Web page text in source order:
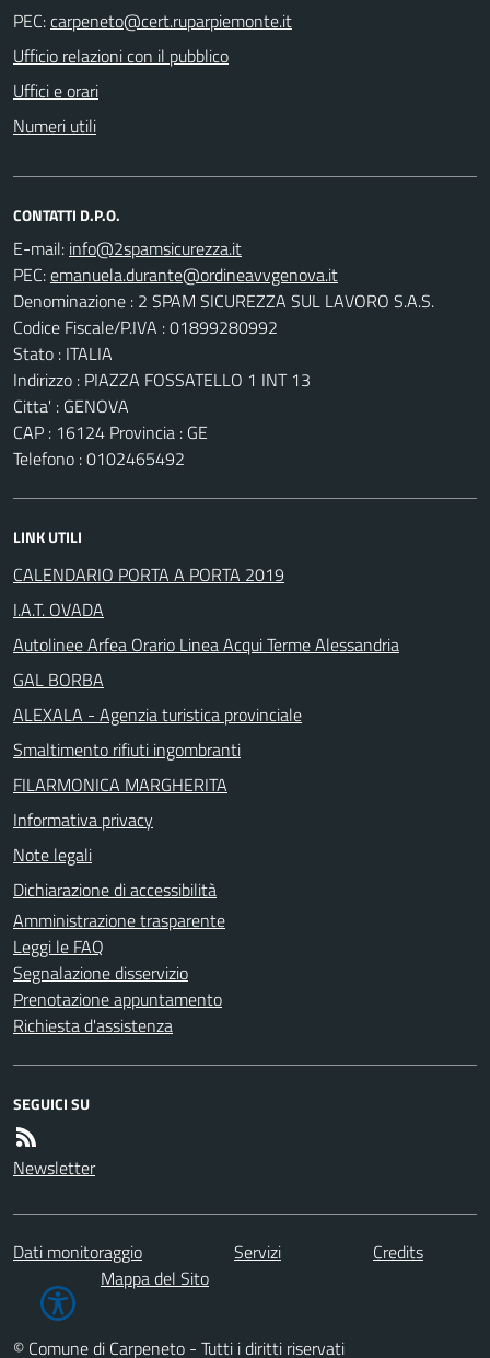
PEC:
Ufficio relazioni con il pubblico
Uffici e orari
Numeri utili
CONTATTI D.P.O.
E-mail:
PEC:
Denominazione : 2 SPAM SICUREZZA SUL LAVORO S.A.S.
Codice Fiscale/P.IVA : 01899280992
Stato : ITALIA
Indirizzo : PIAZZA FOSSATELLO 1 INT 13
Citta' : GENOVA
CAP : 16124 Provincia : GE
Telefono : 0102465492
LINK UTILI
CALENDARIO PORTA A PORTA 2019
I.A.T. OVADA
Autolinee Arfea Orario Linea Acqui Terme Alessandria
GAL BORBA
ALEXALA - Agenzia turistica provinciale
Smaltimento rifiuti ingombranti
FILARMONICA MARGHERITA
Informativa privacy
Note legali
Dichiarazione di accessibilità
Amministrazione trasparente
Leggi le FAQ
Segnalazione disservizio
Prenotazione appuntamento
Richiesta d'assistenza
SEGUICI SU
Newsletter
Dati monitoraggio Servizi
Credits
Mappa del Sito
© Comune di Carpeneto - Tutti i diritti riservati